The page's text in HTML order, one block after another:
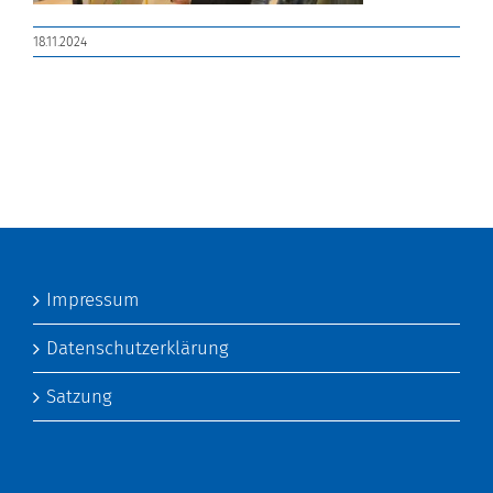
18.11.2024
Impressum
Datenschutzerklärung
Satzung